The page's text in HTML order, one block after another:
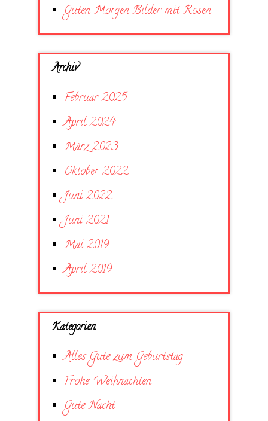
Guten Morgen Bilder mit Rosen
Archiv
Februar 2025
April 2024
März 2023
Oktober 2022
Juni 2022
Juni 2021
Mai 2019
April 2019
Kategorien
Alles Gute zum Geburtstag
Frohe Weihnachten
Gute Nacht